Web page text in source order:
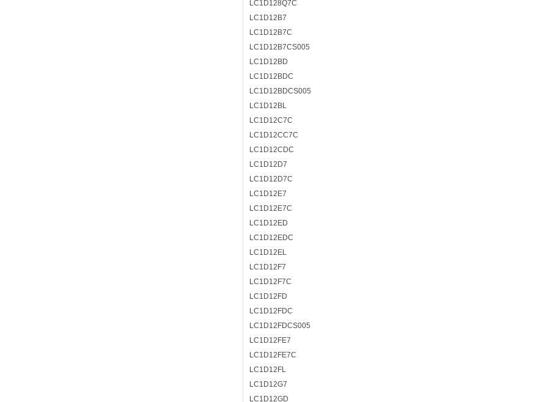
LC1D128Q7C
LC1D12B7
LC1D12B7C
LC1D12B7CS005
LC1D12BD
LC1D12BDC
LC1D12BDCS005
LC1D12BL
LC1D12C7C
LC1D12CC7C
LC1D12CDC
LC1D12D7
LC1D12D7C
LC1D12E7
LC1D12E7C
LC1D12ED
LC1D12EDC
LC1D12EL
LC1D12F7
LC1D12F7C
LC1D12FD
LC1D12FDC
LC1D12FDCS005
LC1D12FE7
LC1D12FE7C
LC1D12FL
LC1D12G7
LC1D12GD